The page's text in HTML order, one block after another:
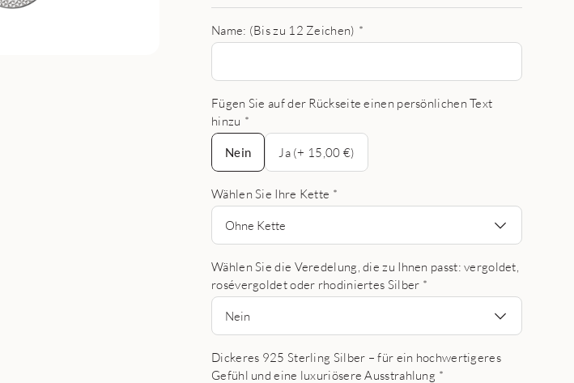
Name: (Bis zu 12 Zeichen) *
Fügen Sie auf der Rückseite einen persönlichen Text
hinzu *
Nein
Nein
Ja (+ 15,00 €)
Wählen Sie Ihre Kette *
Ohne Kette
Wählen Sie die Veredelung, die zu Ihnen passt: vergoldet,
rosévergoldet oder rhodiniertes Silber *
Nein
Dickeres 925 Sterling Silber – für ein hochwertigeres
Gefühl und eine luxuriösere Ausstrahlung *